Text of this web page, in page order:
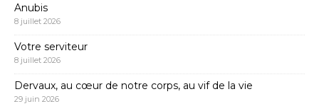
Anubis
8 juillet 2026
Votre serviteur
8 juillet 2026
Dervaux, au cœur de notre corps, au vif de la vie
29 juin 2026